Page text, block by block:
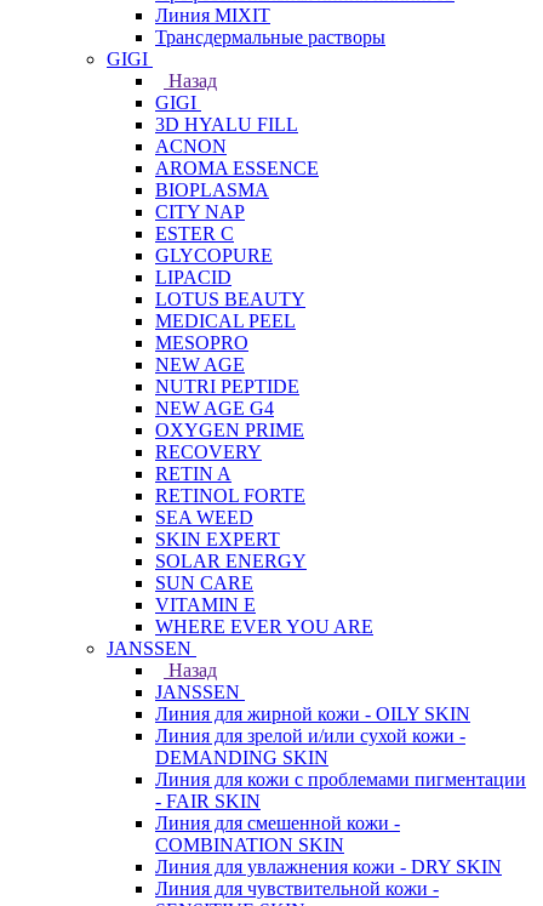
Линия MIXIT
Трансдермальные растворы
GIGI
Назад
GIGI
3D HYALU FILL
ACNON
AROMA ESSENCE
BIOPLASMA
CITY NAP
ESTER C
GLYCOPURE
LIPACID
LOTUS BEAUTY
MEDICAL PEEL
MESOPRO
NEW AGE
NUTRI PEPTIDE
NEW AGE G4
OXYGEN PRIME
RECOVERY
RETIN A
RETINOL FORTE
SEA WEED
SKIN EXPERT
SOLAR ENERGY
SUN CARE
VITAMIN E
WHERE EVER YOU ARE
JANSSEN
Назад
JANSSEN
Линия для жирной кожи - OILY SKIN
Линия для зрелой и/или сухой кожи -
DEMANDING SKIN
Линия для кожи с проблемами пигментации
- FAIR SKIN
Линия для смешенной кожи -
COMBINATION SKIN
Линия для увлажнения кожи - DRY SKIN
Линия для чувствительной кожи -